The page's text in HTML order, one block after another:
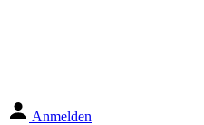
Anmelden